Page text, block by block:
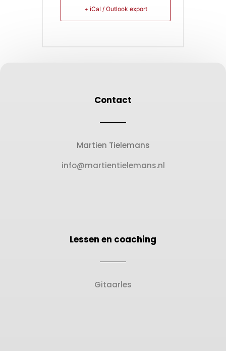
+ iCal / Outlook export
Contact
Martien Tielemans
info@martientielemans.nl
Lessen en coaching
Gitaarles